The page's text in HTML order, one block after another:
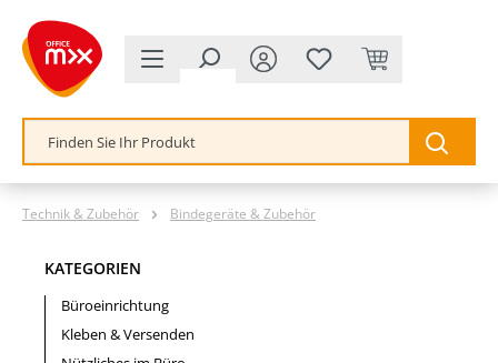
springen
Technik & Zubehör Bindegeräte & Zubehör
KATEGORIEN
Büroeinrichtung
Kleben & Versenden